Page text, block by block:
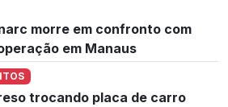
morre em confronto com
em Manaus
trocando placa de carro